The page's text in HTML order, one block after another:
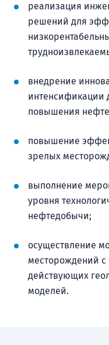
реализация
решений для
внедрение
интенсификации
повышения
повышение
зрелых
выполнение
уровня
нефтедобычи;
осуществление
месторождений с
действующих
моделей.